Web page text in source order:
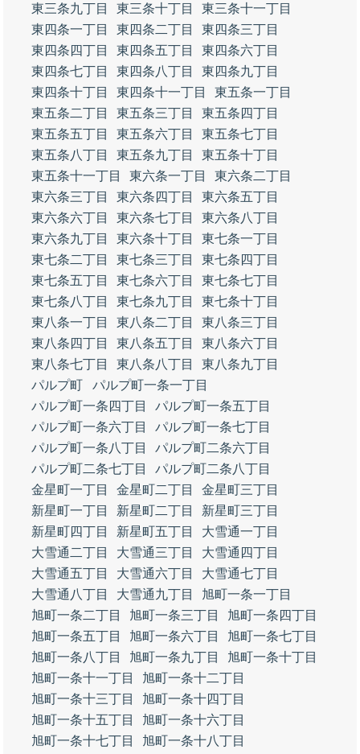
東三条九丁目 東三条十丁目
東三条十一丁目
東四条一丁目
東四条二丁目
東四条三丁目
東四条四丁目
東四条五丁目
東四条六丁目
東四条七丁目
東四条八丁目
東四条九丁目
東四条十丁目
東四条十一丁目
東五条一丁目
東五条二丁目
東五条三丁目
東五条四丁目
東五条五丁目
東五条六丁目
東五条七丁目
東五条八丁目
東五条九丁目
東五条十丁目
東五条十一丁目
東六条一丁目
東六条二丁目
東六条三丁目
東六条四丁目
東六条五丁目
東六条六丁目
東六条七丁目
東六条八丁目
東六条九丁目
東六条十丁目
東七条一丁目
東七条二丁目
東七条三丁目
東七条四丁目
東七条五丁目
東七条六丁目
東七条七丁目
東七条八丁目
東七条九丁目
東七条十丁目
東八条一丁目
東八条二丁目
東八条三丁目
東八条四丁目
東八条五丁目
東八条六丁目
東八条七丁目
東八条八丁目
東八条九丁目
パルプ町
パルプ町一条一丁目
パルプ町一条四丁目
パルプ町一条五丁目
パルプ町一条六丁目
パルプ町一条七丁目
パルプ町一条八丁目
パルプ町二条六丁目
パルプ町二条七丁目
パルプ町二条八丁目
金星町一丁目
金星町二丁目
金星町三丁目
新星町一丁目
新星町二丁目
新星町三丁目
新星町四丁目
新星町五丁目
大雪通一丁目
大雪通二丁目
大雪通三丁目
大雪通四丁目
大雪通五丁目
大雪通六丁目
大雪通七丁目
大雪通八丁目
大雪通九丁目
旭町一条一丁目
旭町一条二丁目
旭町一条三丁目
旭町一条四丁目
旭町一条五丁目
旭町一条六丁目
旭町一条七丁目
旭町一条八丁目
旭町一条九丁目
旭町一条十丁目
旭町一条十一丁目
旭町一条十二丁目
旭町一条十三丁目
旭町一条十四丁目
旭町一条十五丁目
旭町一条十六丁目
旭町一条十七丁目
旭町一条十八丁目